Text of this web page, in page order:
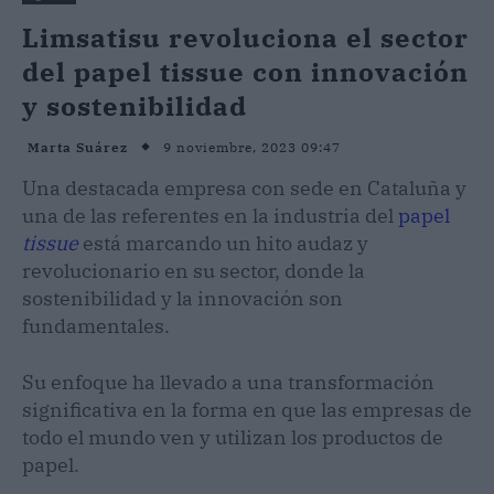
Limsatisu revoluciona el sector
del papel tissue con innovación
y sostenibilidad
Marta Suárez 9 noviembre, 2023 09:47
Una destacada empresa con sede en Cataluña y
una de las referentes en la industria del papel
tissue está marcando un hito audaz y
revolucionario en su sector, donde la
sostenibilidad y la innovación son
fundamentales.
Su enfoque ha llevado a una transformación
significativa en la forma en que las empresas de
todo el mundo ven y utilizan los productos de
papel.